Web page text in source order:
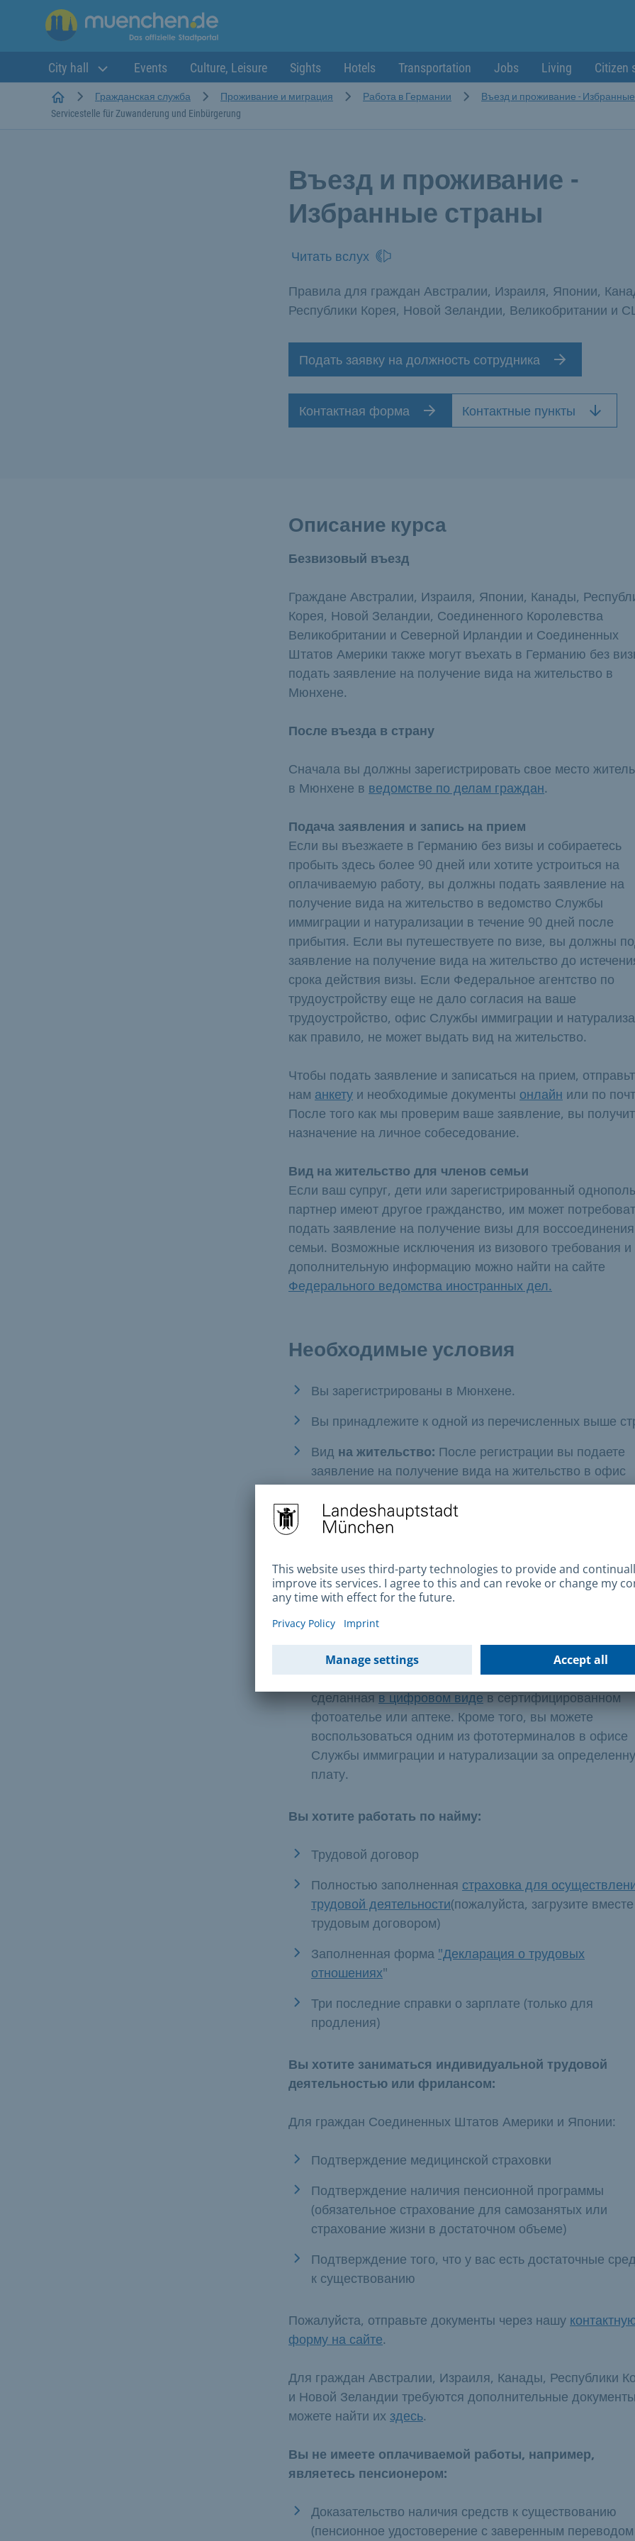
City hall Events Culture, Leisure Sights Hotels Transportation Jobs Living Citizen
StartseiteГражданская служба Проживание и миграция Работа в Германии
Въезд и проживание -
Servicestelle für Zuwanderung und Einbürgerung
Въезд и проживание -
Избранные страны
Читать вслух
Правила для граждан Австралии, Израиля, Японии,
Республики Корея, Новой Зеландии, Великобритании и
Подать заявку на должность сотрудника
Контактная форма Контактные пункты
Описание курса
Безвизовый въезд
Граждане Австралии, Израиля, Японии, Канады,
Корея, Новой Зеландии, Соединенного Королевства
Великобритании и Северной Ирландии и Соединенных
Штатов Америки также могут въехать в Германию без
подать заявление на получение вида на жительство в
Мюнхене.
После въезда в страну
Сначала вы должны зарегистрировать свое место
в Мюнхене в ведомстве по делам граждан.
Подача заявления и запись на прием
Если вы въезжаете в Германию без визы и собираетесь
пробыть здесь более 90 дней или хотите устроиться на
оплачиваемую работу, вы должны подать заявление на
получение вида на жительство в ведомство Службы
иммиграции и натурализации в течение 90 дней после
прибытия. Если вы путешествуете по визе, вы должны
заявление на получение вида на жительство до
срока действия визы. Если Федеральное агентство по
трудоустройству еще не дало согласия на ваше
трудоустройство, офис Службы иммиграции и
как правило, не может выдать вид на жительство.
Чтобы подать заявление и записаться на прием,
нам анкету и необходимые документы онлайн или по
После того как мы проверим ваше заявление, вы
назначение на личное собеседование.
Вид на жительство для членов семьи
Если ваш супруг, дети или зарегистрированный
партнер имеют другое гражданство, им может
подать заявление на получение визы для воссоединения
семьи. Возможные исключения из визового требования и
дополнительную информацию можно найти на сайте
Федерального ведомства иностранных дел.
Необходимые условия
Вы зарегистрированы в Мюнхене.
Вы принадлежите к одной из перечисленных выше
Вид на жительство: После регистрации вы подаете
заявление на получение вида на жительство в офис
Службы иммиграции и натурализации при районной
администрации.
Необходимые документы
Полностью заполненная
Действующий национальный паспорт или его
актуальнаябиометрическая фотография на паспорт,
сделаннаяв цифровом видев сертифицированном
фотоателье или аптеке. Кроме того, вы можете
воспользоваться одним из фототерминалов в офисе
Службы иммиграции и натурализации за
плату.
Вы хотите работать по найму:
Трудовой договор
Полностью заполненная страховка для
трудовой деятельности(пожалуйста, загрузите
трудовым договором)
Заполненная форма "Декларация о трудовых
отношениях"
Три последние справки о зарплате (только для
продления)
Вы хотите заниматься индивидуальной трудовой
деятельностью или фрилансом:
Для граждан Соединенных Штатов Америки и Японии:
Подтверждение медицинской страховки
Подтверждение наличия пенсионной программы
(обязательное страхование для самозанятых или
страхование жизни в достаточном объеме)
Подтверждение того, что у вас есть достаточные
к существованию
Пожалуйста, отправьте документы через нашу
форму на сайте.
Для граждан Австралии, Израиля, Канады, Республики
и Новой Зеландии требуются дополнительные
можете найти их здесь.
Вы не имеете оплачиваемой работы, например,
являетесь пенсионером:
Доказательство наличия средств к существованию
(пенсионное удостоверение с заверенным